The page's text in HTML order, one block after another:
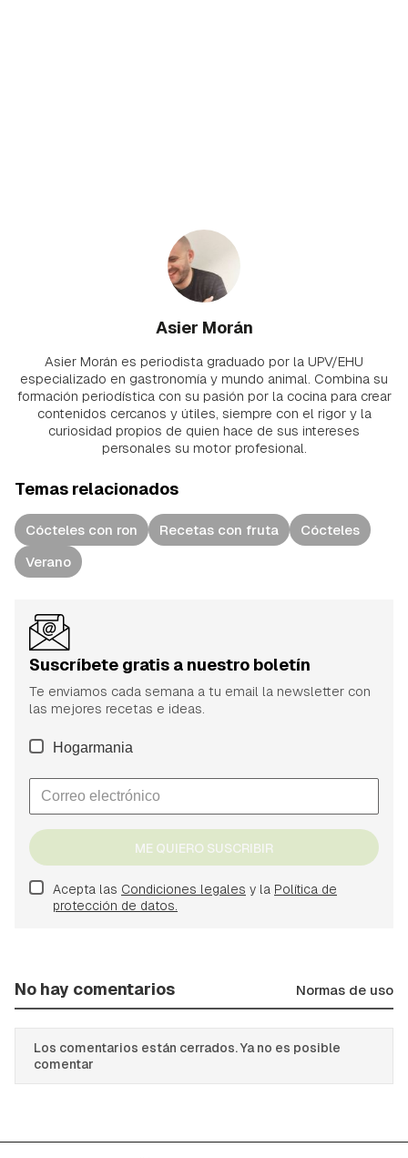
Asier Morán
Asier Morán es periodista graduado por la UPV/EHU
especializado en gastronomía y mundo animal. Combina su
formación periodística con su pasión por la cocina para crear
contenidos cercanos y útiles, siempre con el rigor y la
curiosidad propios de quien hace de sus intereses
personales su motor profesional.
Temas relacionados
Cócteles con ron Recetas con fruta
Cócteles
Verano
Suscríbete gratis a nuestro boletín
Te enviamos cada semana a tu email la newsletter con
las mejores recetas e ideas.
Hogarmania
ME QUIERO SUSCRIBIR
Acepta las Condiciones legales y la Política de
protección de datos.
No hay comentarios Normas de uso
Los comentarios están cerrados. Ya no es posible
comentar